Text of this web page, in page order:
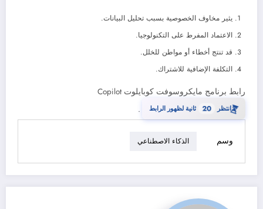
يثير مخاوف الخصوصية بسبب تحليل البيانات.
الاعتماد المفرط على التكنولوجيا.
قد تنتج أخطاء أو مواطن للخلل.
التكلفة الإضافية للاشتراك.
رابط برنامج مايكروسوفت كوبايلوت Copilot
⏳انتظر 20 ثانية لظهور الرابط .
وسم الذكاء الاصطناعي